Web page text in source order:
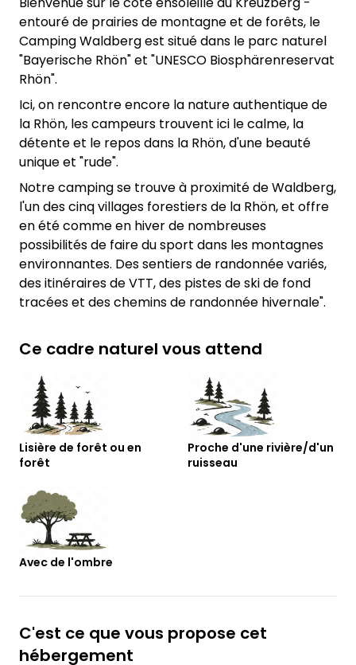
entouré de prairies de montagne et de forêts, le
Camping Waldberg est situé dans le parc naturel
"Bayerische Rhön" et "UNESCO Biosphärenreservat
Rhön".
Ici, on rencontre encore la nature authentique de
la Rhön, les campeurs trouvent ici le calme, la
détente et le repos dans la Rhön, d'une beauté
unique et "rude".
Notre camping se trouve à proximité de Waldberg,
l'un des cinq villages forestiers de la Rhön, et offre
en été comme en hiver de nombreuses
possibilités de faire du sport dans les montagnes
environnantes. Des sentiers de randonnée variés,
des itinéraires de VTT, des pistes de ski de fond
tracées et des chemins de randonnée hivernale".
Ce cadre naturel vous attend
Lisière de forêt ou en
forêt
Proche d'une rivière/d'un
ruisseau
Avec de l'ombre
C'est ce que vous propose cet
hébergement